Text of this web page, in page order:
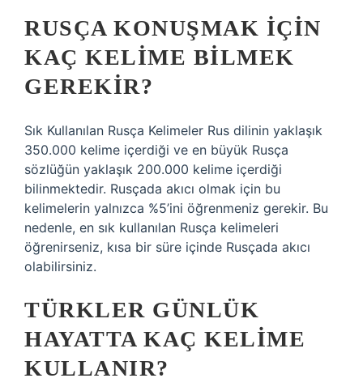
RUSÇA KONUŞMAK IÇIN
KAÇ KELIME BILMEK
GEREKIR?
Sık Kullanılan Rusça Kelimeler Rus dilinin yaklaşık
350.000 kelime içerdiği ve en büyük Rusça
sözlüğün yaklaşık 200.000 kelime içerdiği
bilinmektedir. Rusçada akıcı olmak için bu
kelimelerin yalnızca %5’ini öğrenmeniz gerekir. Bu
nedenle, en sık kullanılan Rusça kelimeleri
öğrenirseniz, kısa bir süre içinde Rusçada akıcı
olabilirsiniz.
TÜRKLER GÜNLÜK
HAYATTA KAÇ KELIME
KULLANIR?